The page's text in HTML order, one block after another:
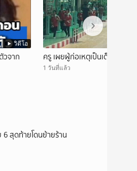
วิดีโอ
วจาก
ครู เผยผู้ก่อเหตุเป็นเด็กเรียนดี
1 วันที่แล้ว
6 สุดท้ายโดนย้ายร้าน